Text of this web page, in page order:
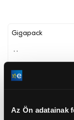
Az Ön adatainak
Gigapack
Kompatibilis modell
Szín